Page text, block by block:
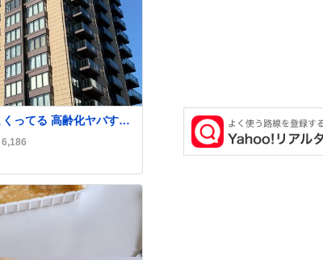
ってる 高齢化ヤバすぎ
ティつくって高齢者を
病院も全部駅前にある
6,186